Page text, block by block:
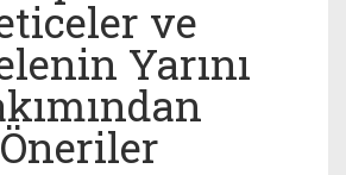
ve
Yarını
Öneriler